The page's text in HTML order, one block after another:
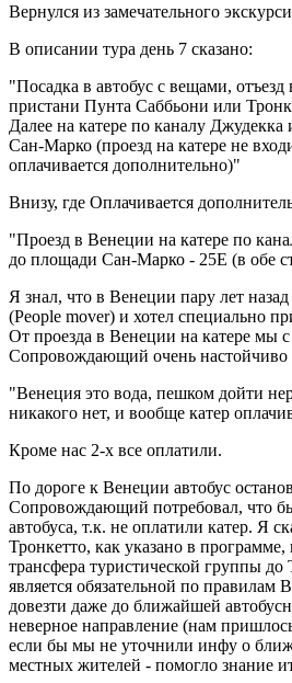
Вернулся из замечательного
В описании тура день 7 сказано:
"Посадка в автобус с вещами,
пристани Пунта Саббьони или
Далее на катере по каналу
Сан-Марко (проезд на катере не
оплачивается дополнительно)"
Внизу, где Оплачивается
"Проезд в Венеции на катере по
до площади Сан-Марко - 25E (в обе
Я знал, что в Венеции пару лет
(People mover) и хотел специально
От проезда в Венеции на катере мы с
Сопровождающий очень настойчиво
"Венеция это вода, пешком дойти
никакого нет, и вообще катер
Кроме нас 2-х все оплатили.
По дороге к Венеции автобус
Сопровождающий потребовал, что
автобуса, т.к. не оплатили катер. Я
Тронкетто, как указано в программе,
трансфера туристической группы до
является обязательной по правилам
довезти даже до ближайшей
неверное направление (нам
если бы мы не уточнили инфу о
местных жителей - помогло знание